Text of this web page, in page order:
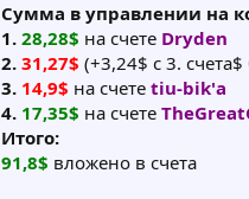
Сумма в управлении на
1. 28,28$ на счете Dryden
2. 31,27$ (+3,24$ с 3.
3. 14,9$ на счете tiu-bik'а
4. 17,35$ на счете
Итого:
91,8$ вложено в счета